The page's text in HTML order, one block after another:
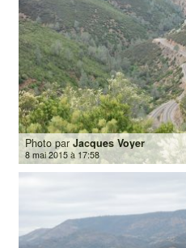
Photo par Jacques Voyer
8 mai 2015 à 17:58